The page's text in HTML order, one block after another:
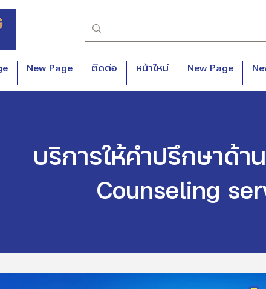
New Page ติดต่อ หน้าใหม่ New Page
บริการให้คำปรึกษาด้
Counseling